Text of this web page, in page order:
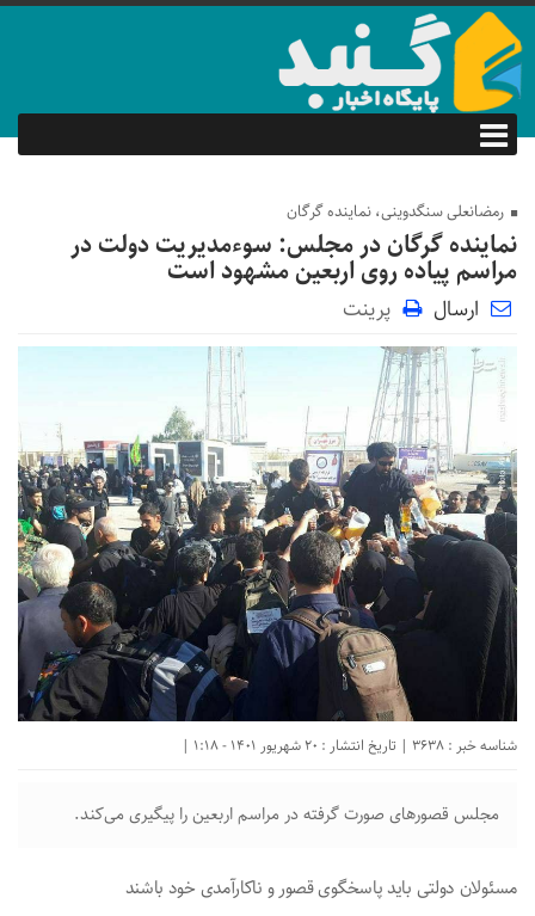
رمضانعلی سنگدوینی، نماینده گرگان
نماینده گرگان در مجلس: سوءمدیریت دولت در
مراسم پیاده روی اربعین مشهود است
ارسال پرینت
شناسه خبر : 3638 | تاریخ انتشار : 20 شهریور 1401 - 1:18 |
مجلس قصورهای صورت گرفته در مراسم اربعین را پیگیری می‌کند.
مسئولان دولتی باید پاسخگوی قصور و ناکارآمدی خود باشند